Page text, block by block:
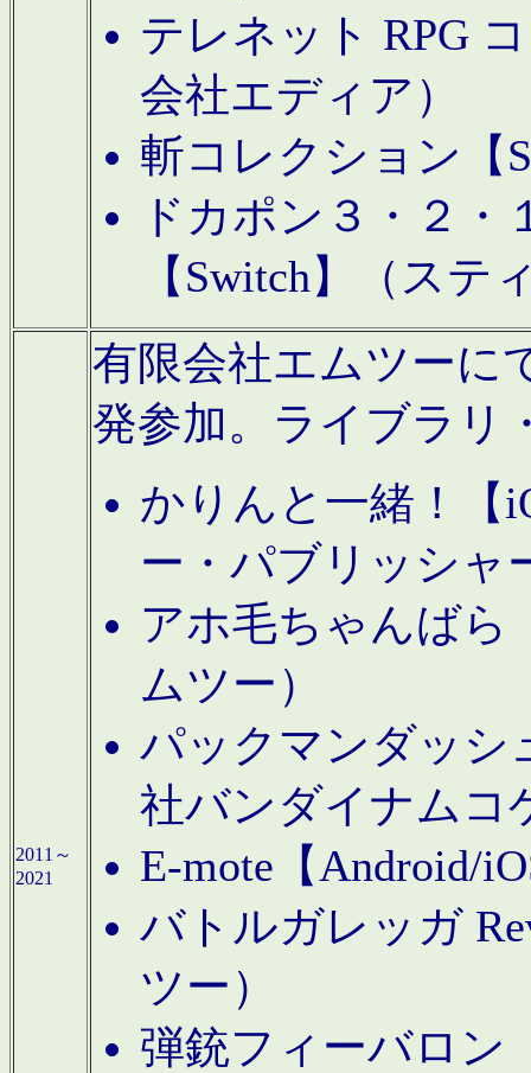
テレネット RPG
会社エディア）
斬コレクション【
ドカポン３・２
【Switch】（ステ
2011～
2021
有限会社エムツーに
発参加。ライブラリ
かりんと一緒！【
ー・パブリッシャ
アホ毛ちゃんばら
ムツー）
パックマンダッシ
社バンダイナムコ
E-mote【Android/
バトルガレッガ
ツー）
弾銃フィーバロン